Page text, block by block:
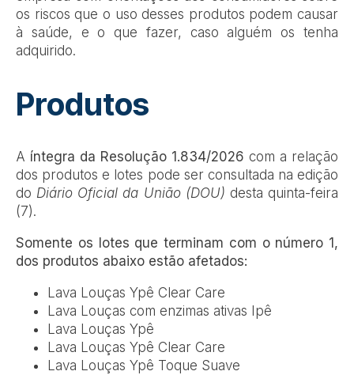
os riscos que o uso desses produtos podem causar
à saúde, e o que fazer, caso alguém os tenha
adquirido.
Produtos
A íntegra da Resolução 1.834/2026 com a relação
dos produtos e lotes pode ser consultada na edição
do Diário Oficial da União (DOU) desta quinta-feira
(7).
Somente os lotes que terminam com o número 1,
dos produtos abaixo estão afetados:
Lava Louças Ypê Clear Care
Lava Louças com enzimas ativas Ipê
Lava Louças Ypê
Lava Louças Ypê Clear Care
Lava Louças Ypê Toque Suave